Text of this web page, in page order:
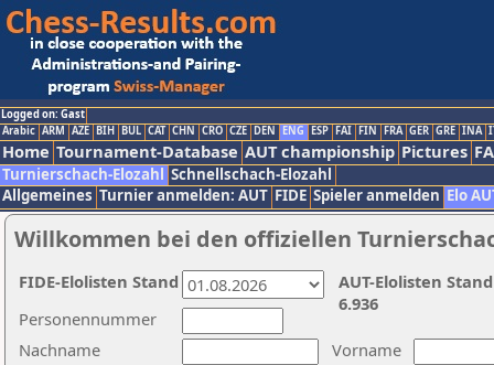
Logged on: Gast
Arabic ARM AZE BIH BUL CAT CHN CRO CZE DEN ENG ESP FAI FIN FRA GER GRE INA
Home Tournament-Database AUT championship Pictures
Turnierschach-Elozahl Schnellschach-Elozahl
Allgemeines Turnier anmelden: AUT FIDE Spieler anmelden Elo
Willkommen bei den offiziellen
Nachname
Vorname
Personennummer
AUT-Elolisten
6.936
FIDE-Elolisten Stand